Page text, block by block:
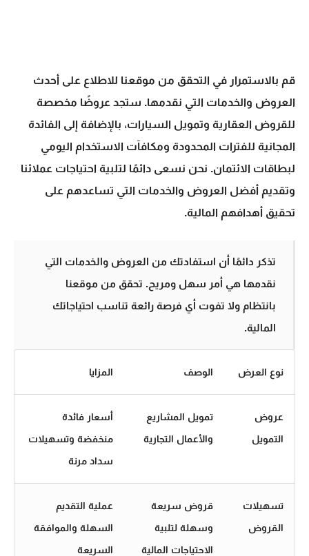
قم بالاستمرار في التحقق من موقعنا للاطلاع على أحدث
العروض والخدمات التي نقدمها. ستجد عروضًا مخصصة
للقروض العقارية وتمويل السيارات، بالإضافة إلى الفائدة
المجانية للفترات المحدودة ومكافآت الاستخدام اليومي
لبطاقات الائتمان. نحن نسعى دائمًا لتلبية احتياجات عملائنا
وتقديم أفضل العروض والخدمات التي تساعدهم على
تحقيق أهدافهم المالية.
تذكر دائمًا أن استفادتك من العروض والخدمات التي
نقدمها هي أمر سهل ومريح. تحقق من موقعنا
بانتظام ولا تفوت أي فرصة رائعة تناسب احتياجاتك
المالية.
نوع العرض الوصف المزايا
عروض
التمويل
تمويل المشاريع
والأعمال التجارية
أسعار فائدة
منخفضة وتسهيلات
سداد مرنة
تسهيلات
القروض
قروض سريعة
وسهلة لتلبية
الاحتياجات المالية
عملية التقديم
السهلة والموافقة
السريعة